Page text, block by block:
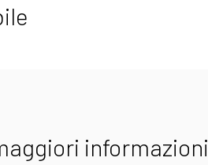
informazioni